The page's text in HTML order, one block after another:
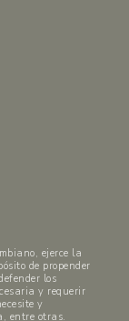
ejerce la
de propender
los
y requerir
y
entre otras.